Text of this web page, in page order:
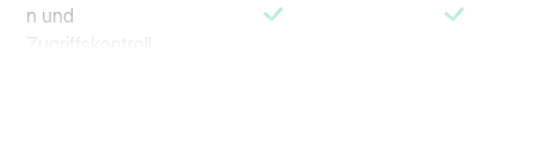
n und
Zugriffskontroll